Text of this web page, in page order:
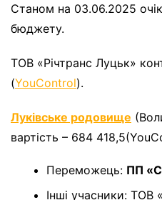
Станом на 03.06.2025
бюджету.
ТОВ «Річтранс Луцьк»
(YouControl).
Луківське родовище
вартість – 684
Переможець: ПП
Інші учасники: